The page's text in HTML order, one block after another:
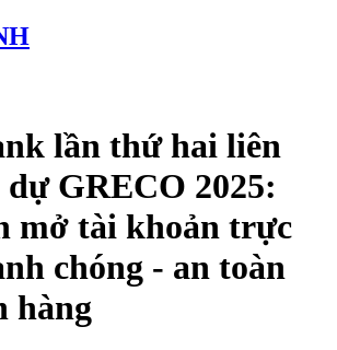
lần thứ hai liên
GRECO 2025:
mở tài khoản trực
chóng - an toàn
hàng